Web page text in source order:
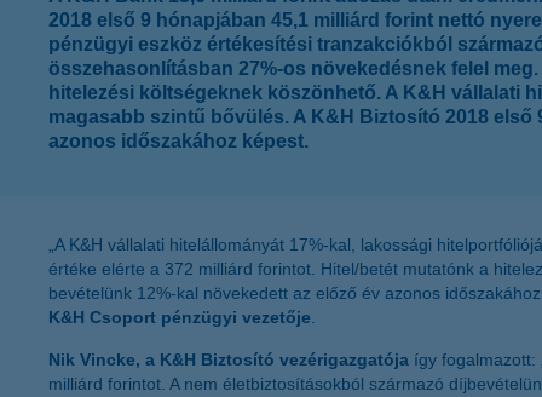
2018 első 9 hónapjában 45,1 milliárd forint nettó
pénzügyi eszköz értékesítési tranzakciókból
összehasonlításban 27%-os növekedésnek felel
hitelezési költségeknek köszönhető. A K&H vállalati
magasabb szintű bővülés. A K&H Biztosító 2018
azonos időszakához képest.
„A K&H vállalati hitelállományát 17%-kal, lakossági
értéke elérte a 372 milliárd forintot. Hitel/betét mutatónk a
bevételünk 12%-kal növekedett az előző év azonos
K&H Csoport pénzügyi vezetője
Nik Vincke, a K&H Biztosító vezérigazgatója így fogalmazott:
milliárd forintot. A nem életbiztosításokból származó